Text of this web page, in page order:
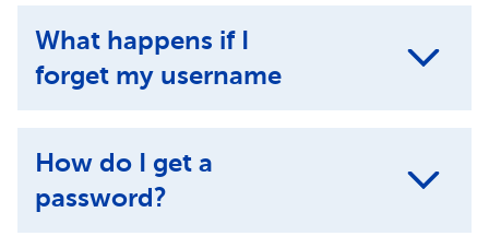
What happens if I
forget my username
How do I get a
password?